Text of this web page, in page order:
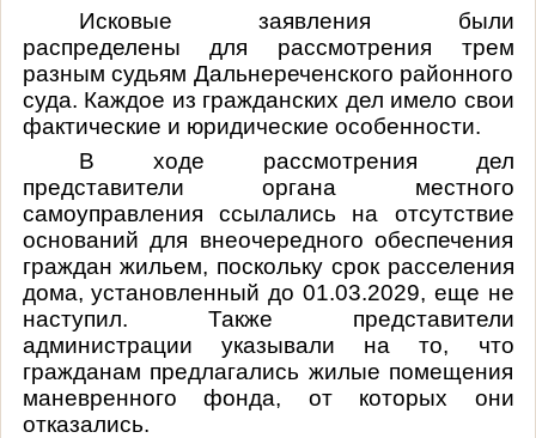
Исковые заявления были
распределены для рассмотрения трем
разным судьям Дальнереченского районного
суда. Каждое из гражданских дел имело свои
фактические и юридические особенности.
В ходе рассмотрения дел
представители органа местного
самоуправления ссылались на отсутствие
оснований для внеочередного обеспечения
граждан жильем, поскольку срок расселения
дома, установленный до 01.03.2029, еще не
наступил. Также представители
администрации указывали на то, что
гражданам предлагались жилые помещения
маневренного фонда, от которых они
отказались.